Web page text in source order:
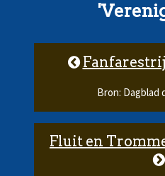
Bron: Dagblad
Fluit en